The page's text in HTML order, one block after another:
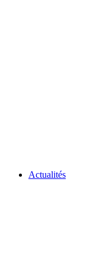
Actualités